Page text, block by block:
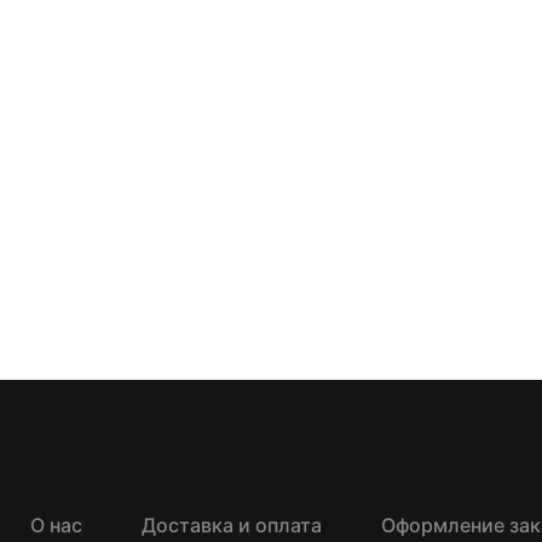
О нас Доставка и оплата Оформление